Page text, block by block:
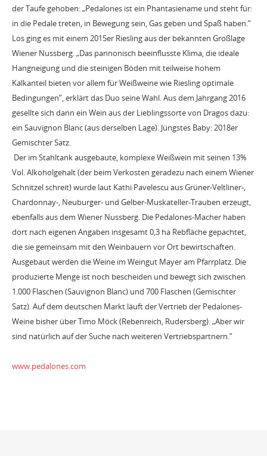
der Taufe gehoben: „Pedalones ist ein Phantasiename und steht für:
in die Pedale treten, in Bewegung sein, Gas geben und Spaß haben.”
Los ging es mit einem 2015er Riesling aus der bekannten Großlage
Wiener Nussberg. „Das pannonisch beeinflusste Klima, die ideale
Hangneigung und die steinigen Böden mit teilweise hohem
Kalkanteil bieten vor allem für Weißweine wie Riesling optimale
Bedingungen”, erklärt das Duo seine Wahl. Aus dem Jahrgang 2016
gesellte sich dann ein Wein aus der Lieblingssorte von Dragos dazu:
ein Sauvignon Blanc (aus derselben Lage). Jüngstes Baby: 2018er
Gemischter Satz.
Der im Stahltank ausgebaute, komplexe Weißwein mit seinen 13%
Vol. Alkoholgehalt (der beim Verkosten geradezu nach einem Wiener
Schnitzel schreit) wurde laut Kathi Pavelescu aus Grüner-Veltliner-,
Chardonnay-, Neuburger- und Gelber-Muskateller-Trauben erzeugt,
ebenfalls aus dem Wiener Nussberg. Die Pedalones-Macher haben
dort nach eigenen Angaben insgesamt 0,3 ha Rebfläche gepachtet,
die sie gemeinsam mit den Weinbauern vor Ort bewirtschaften.
Ausgebaut werden die Weine im Weingut Mayer am Pfarrplatz. Die
produzierte Menge ist noch bescheiden und bewegt sich zwischen
1.000 Flaschen (Sauvignon Blanc) und 700 Flaschen (Gemischter
Satz). Auf dem deutschen Markt läuft der Vertrieb der Pedalones-
Weine bisher über Timo Möck (Rebenreich, Rudersberg). „Aber wir
sind natürlich auf der Suche nach weiteren Vertriebspartnern.”
www.pedalones.com